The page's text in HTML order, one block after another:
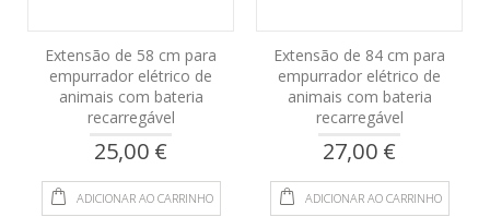
Extensão de 58 cm para
empurrador elétrico de
animais com bateria
recarregável
25,00 €
ADICIONAR AO CARRINHO
Extensão de 84 cm para
empurrador elétrico de
animais com bateria
recarregável
27,00 €
ADICIONAR AO CARRINHO